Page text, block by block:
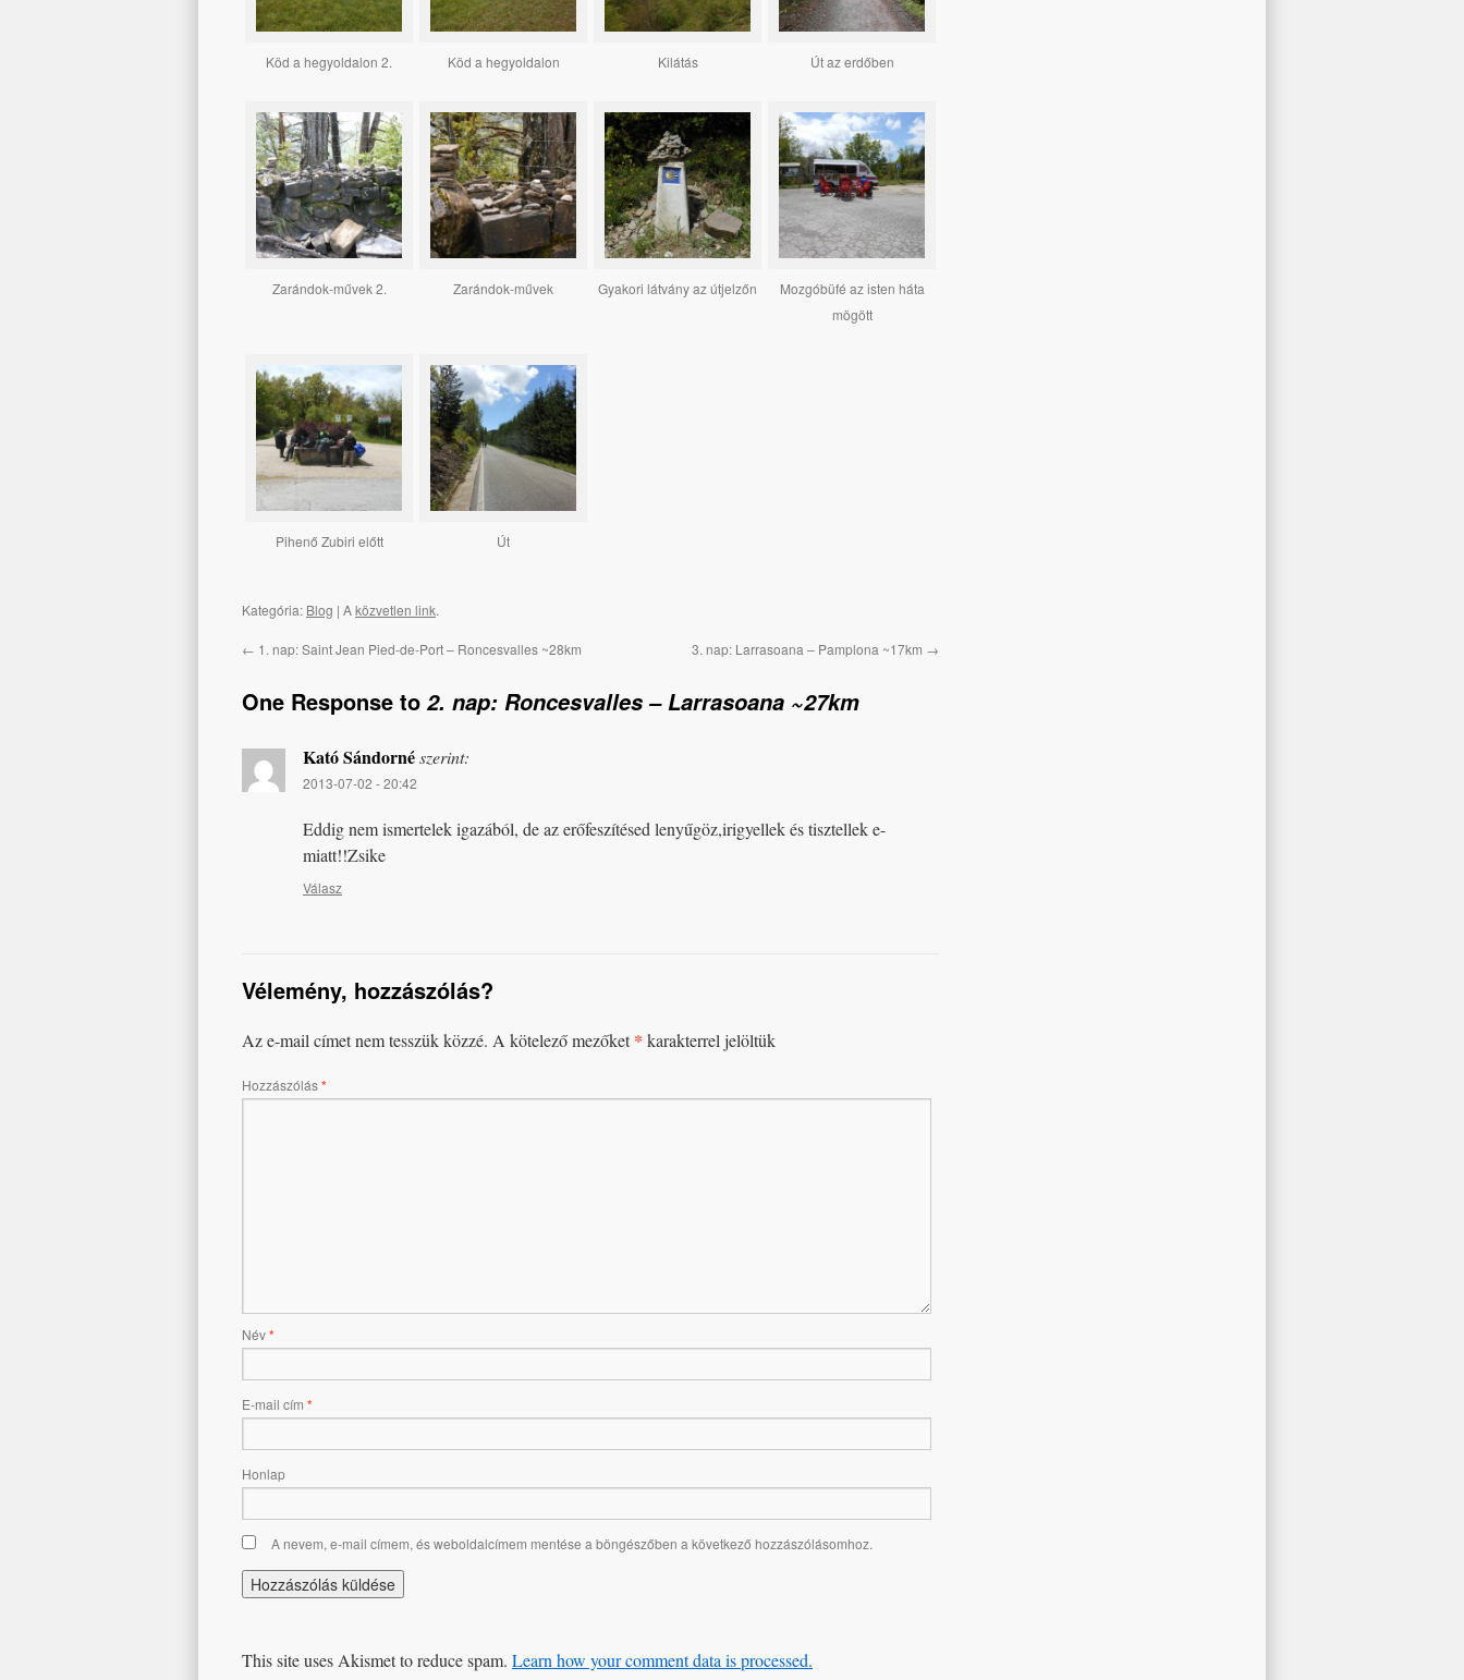
Köd a hegyoldalon 2. Köd a hegyoldalon Kilátás Út az erdőben
Zarándok-művek 2. Zarándok-művek Gyakori látvány az útjelzőn
Mozgóbüfé az isten háta
mögött
Pihenő Zubiri előtt Út
Kategória: Blog | Aközvetlen link.
← 1. nap: Saint Jean Pied-de-Port – Roncesvalles ~28km 3. nap: Larrasoana – Pamplona ~17km →
One Response to 2. nap: Roncesvalles – Larrasoana ~27km
Kató Sándornészerint:
2013-07-02 - 20:42
Eddig nem ismertelek igazából, de az erőfeszítésed lenyűgöz,irigyellek és tisztellek e-
miatt!!Zsike
Válasz
Vélemény, hozzászólás?
Az e-mail címet nem tesszük közzé. A kötelező mezőket* karakterrel jelöltük
Hozzászólás*
Név*
E-mail cím *
Honlap
A nevem, e-mail címem, és weboldalcímem mentése a böngészőben a következő hozzászólásomhoz.
This site uses Akismet to reduce spam. Learn how your comment data is processed.